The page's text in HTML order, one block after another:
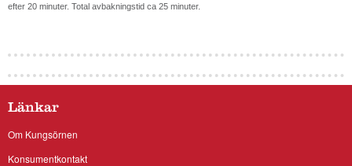
efter 20 minuter. Total avbakningstid ca 25 minuter.
Länkar
Om Kungsörnen
Konsumentkontakt